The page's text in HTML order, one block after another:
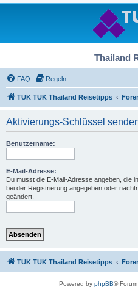
Thailand
FAQ Regeln
TUK TUK Thailand Reisetipps
Aktivierungs-Schlüssel
Benutzername:
E-Mail-Adresse:
Du musst die E-Mail-Adresse angeben, die
bei der Registrierung angegeben oder
geändert.
TUK TUK Thailand Reisetipps
Powered by phpBB®